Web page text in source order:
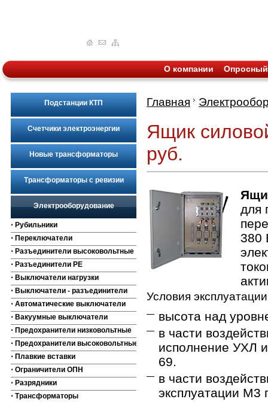
О компании
Подстанции КТП
Счетчики электроэнергии
Новые трансформаторы
Трансформаторы с ревизии
Электрооборудование
⋅ Рубильники
⋅ Переключатели
⋅ Разъединители высоковольтные
⋅ Разъединители РЕ
⋅ Выключатели нагрузки
⋅ Выключатели - разъединители
⋅ Автоматические выключатели
⋅ Вакуумные выключатели
⋅ Предохранители низковольтные
⋅ Предохранители высоковольтные
⋅ Плавкие вставки
⋅ Ограничители ОПН
⋅ Разрядники
⋅ Трансформаторы
Главная
Ящик
руб.
для
380
Условия эксплуатации
высота над
в части
исполнение УХЛ
69.
в части
эксплуатации М3